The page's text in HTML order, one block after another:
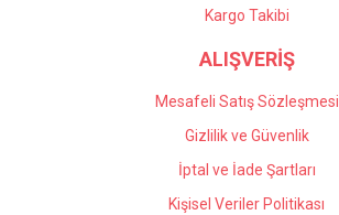
Gönder
Kargo Takibi
ALIŞVERİŞ
Mesafeli Satış Sözleşmesi
Gizlilik ve Güvenlik
İptal ve İade Şartları
Kişisel Veriler Politikası